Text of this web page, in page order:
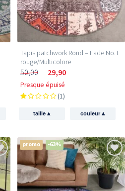
Tapis patchwork Rond – Fade No.1
rouge/Multicolore
50,00 29,90
Presque épuisé
(1)
taille▴ couleur▴
promo -63%